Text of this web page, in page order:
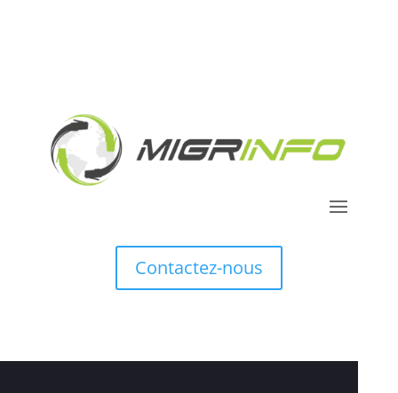
Contactez-nous